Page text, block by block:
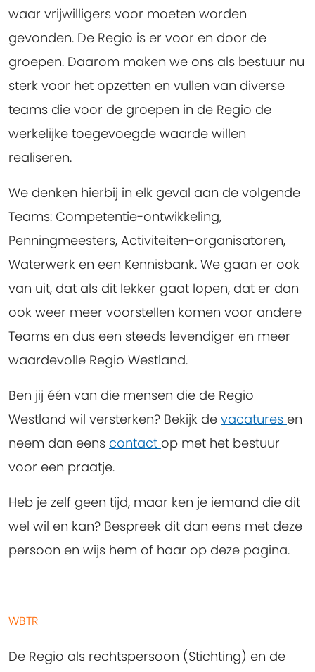
waar vrijwilligers voor moeten worden
gevonden. De Regio is er voor en door de
groepen. Daarom maken we ons als bestuur nu
sterk voor het opzetten en vullen van diverse
teams die voor de groepen in de Regio de
werkelijke toegevoegde waarde willen
realiseren.
We denken hierbij in elk geval aan de volgende
Teams: Competentie-ontwikkeling,
Penningmeesters, Activiteiten-organisatoren,
Waterwerk en een Kennisbank. We gaan er ook
van uit, dat als dit lekker gaat lopen, dat er dan
ook weer meer voorstellen komen voor andere
Teams en dus een steeds levendiger en meer
waardevolle Regio Westland.
Ben jij één van die mensen die de Regio
Westland wil versterken? Bekijk de vacatures en
neem dan eens contact op met het bestuur
voor een praatje.
Heb je zelf geen tijd, maar ken je iemand die dit
wel wil en kan? Bespreek dit dan eens met deze
persoon en wijs hem of haar op deze pagina.
WBTR
De Regio als rechtspersoon (Stichting) en de